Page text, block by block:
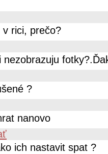
rici, prečo?
?
nanovo
ich nastavit spat ?